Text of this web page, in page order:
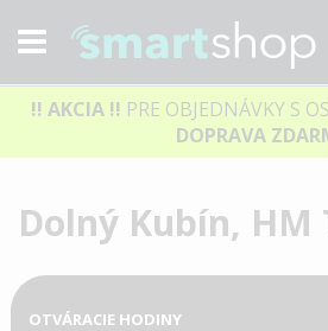
!! AKCIA !! PRE OBJEDNÁVKY S
DOPRAVA
Dolný Kubín, HM
OTVÁRACIE HODINY